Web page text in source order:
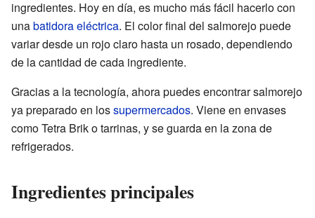
ingredientes. Hoy en día, es mucho más fácil hacerlo con
unabatidora eléctrica. El color final del salmorejo puede
variar desde un rojo claro hasta un rosado, dependiendo
de la cantidad de cada ingrediente.
Gracias a la tecnología, ahora puedes encontrar salmorejo
ya preparado en lossupermercados. Viene en envases
como Tetra Brik o tarrinas, y se guarda en la zona de
refrigerados.
Ingredientes principales